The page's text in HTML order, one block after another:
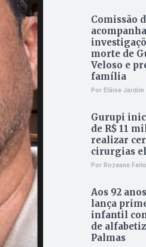
Comissão
morte de
Veloso e
família
Por Elâine Jardim
Gurupi
de R$ 11
realizar
cirurgias
Por Rozeane
Aos 92
lança
infantil
de
Palmas